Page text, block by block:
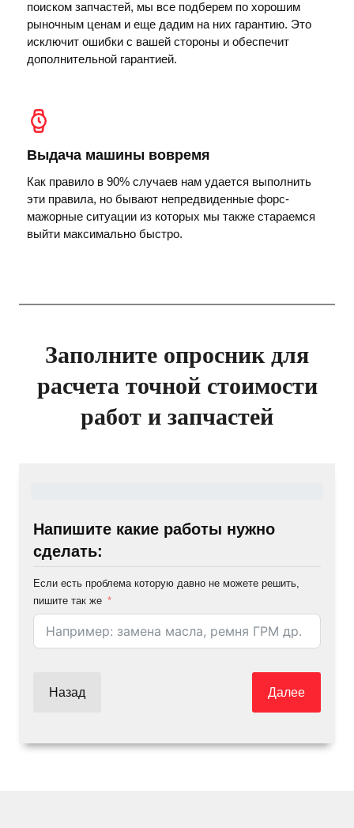
поиском запчастей, мы все подберем по хорошим
рыночным ценам и еще дадим на них гарантию. Это
исключит ошибки с вашей стороны и обеспечит
дополнительной гарантией.
Выдача машины вовремя
Как правило в 90% случаев нам удается выполнить
эти правила, но бывают непредвиденные форс-
мажорные ситуации из которых мы также стараемся
выйти максимально быстро.
Заполните опросник для
расчета точной стоимости
работ и запчастей
Напишите какие работы нужно
сделать:
Если есть проблема которую давно не можете решить,
пишите так же
Назад Далее